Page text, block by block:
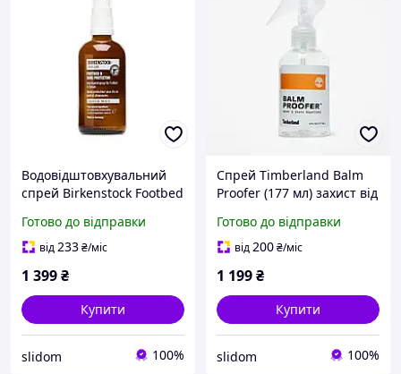
Водовідштовхувальний
спрей Birkenstock Footbed
захист від вологи та бруду
для шкіри, замші та
Готово до відправки
від233₴/міс
1 399₴
Купити
slidom 100%
Спрей Timberland Balm
Proofer (177 мл) захист від
одягу і аксесуарів
Готово до відправки
від200₴/міс
1 199₴
Купити
slidom 100%